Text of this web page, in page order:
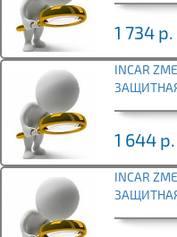
1 734 р.
INCAR
1 644 р.
INCAR